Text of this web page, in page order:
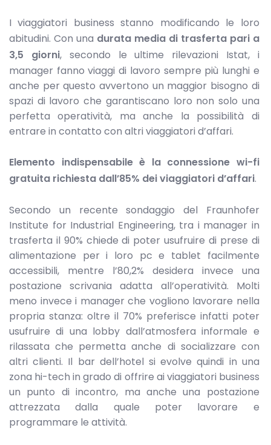
I viaggiatori business stanno modificando le loro
abitudini. Con una durata media di trasferta pari a
3,5 giorni, secondo le ultime rilevazioni Istat, i
manager fanno viaggi di lavoro sempre più lunghi e
anche per questo avvertono un maggior bisogno di
spazi di lavoro che garantiscano loro non solo una
perfetta operatività, ma anche la possibilità di
entrare in contatto con altri viaggiatori d’affari.
Elemento indispensabile è la connessione wi-fi
gratuita richiesta dall’85% dei viaggiatori d’affari.
Secondo un recente sondaggio del Fraunhofer
Institute for Industrial Engineering, tra i manager in
trasferta il 90% chiede di poter usufruire di prese di
alimentazione per i loro pc e tablet facilmente
accessibili, mentre l’80,2% desidera invece una
postazione scrivania adatta all’operatività. Molti
meno invece i manager che vogliono lavorare nella
propria stanza: oltre il 70% preferisce infatti poter
usufruire di una lobby dall’atmosfera informale e
rilassata che permetta anche di socializzare con
altri clienti. Il bar dell’hotel si evolve quindi in una
zona hi-tech in grado di offrire ai viaggiatori business
un punto di incontro, ma anche una postazione
attrezzata dalla quale poter lavorare e
programmare le attività.